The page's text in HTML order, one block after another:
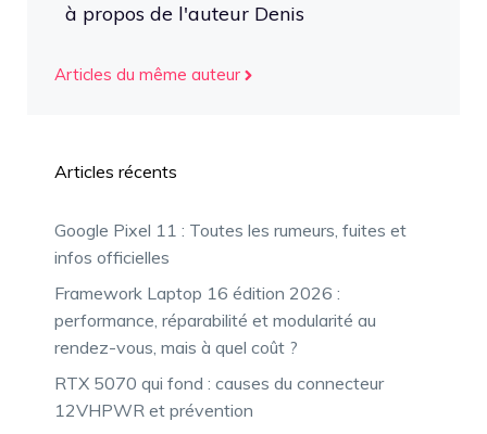
à propos de l'auteur Denis
Articles du même auteur
Articles récents
Google Pixel 11 : Toutes les rumeurs, fuites et
infos officielles
Framework Laptop 16 édition 2026 :
performance, réparabilité et modularité au
rendez-vous, mais à quel coût ?
RTX 5070 qui fond : causes du connecteur
12VHPWR et prévention